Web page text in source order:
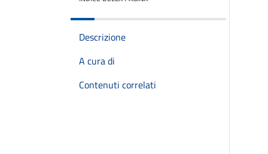
Descrizione
A cura di
Contenuti correlati